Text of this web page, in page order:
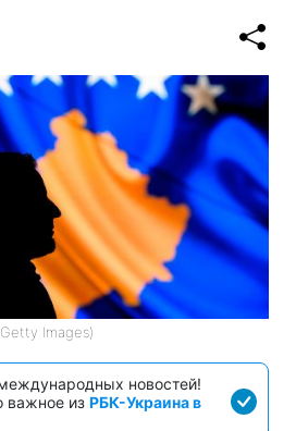
Images)
новостей!
важное из РБК-Украина в